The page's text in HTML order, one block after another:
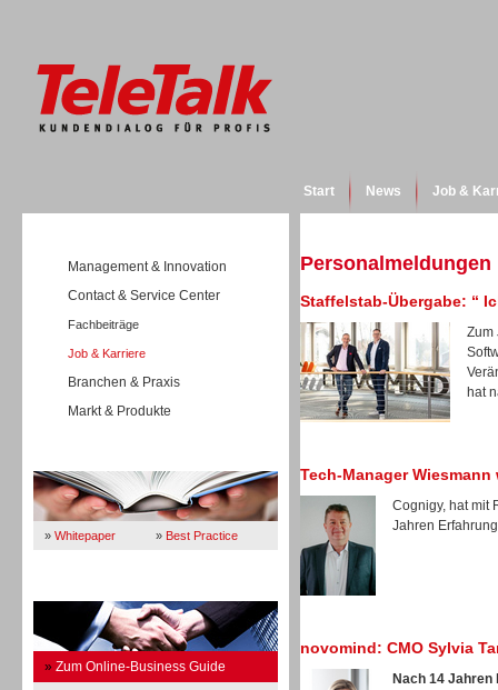
Start News Job &
Management & Innovation
Contact & Service Center
Fachbeiträge
Job & Karriere
Branchen & Praxis
Markt & Produkte
» Whitepaper » Best Practice
» Zum Online-Business Guide
Personalmeldungen
Staffelstab-Übergabe: “
Zum
hat
Tech-Manager
Cognigy, hat mit
Jahren
novomind: CMO Sylvia
Nach 14